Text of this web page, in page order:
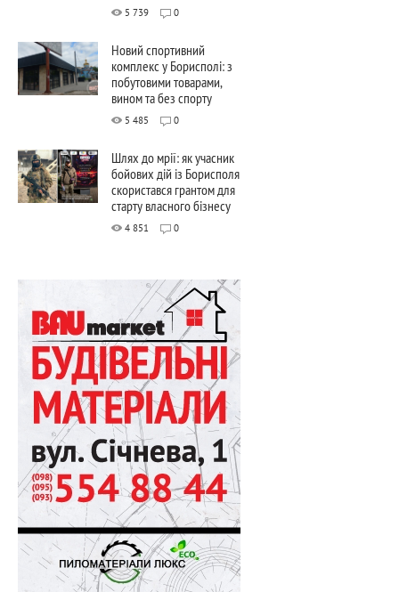
5 739 0
Новий спортивний
комплекс у Борисполі: з
побутовими товарами,
вином та без спорту
5 485 0
Шлях до мрії: як учасник
бойових дій із Борисполя
скористався грантом для
старту власного бізнесу
4 851 0